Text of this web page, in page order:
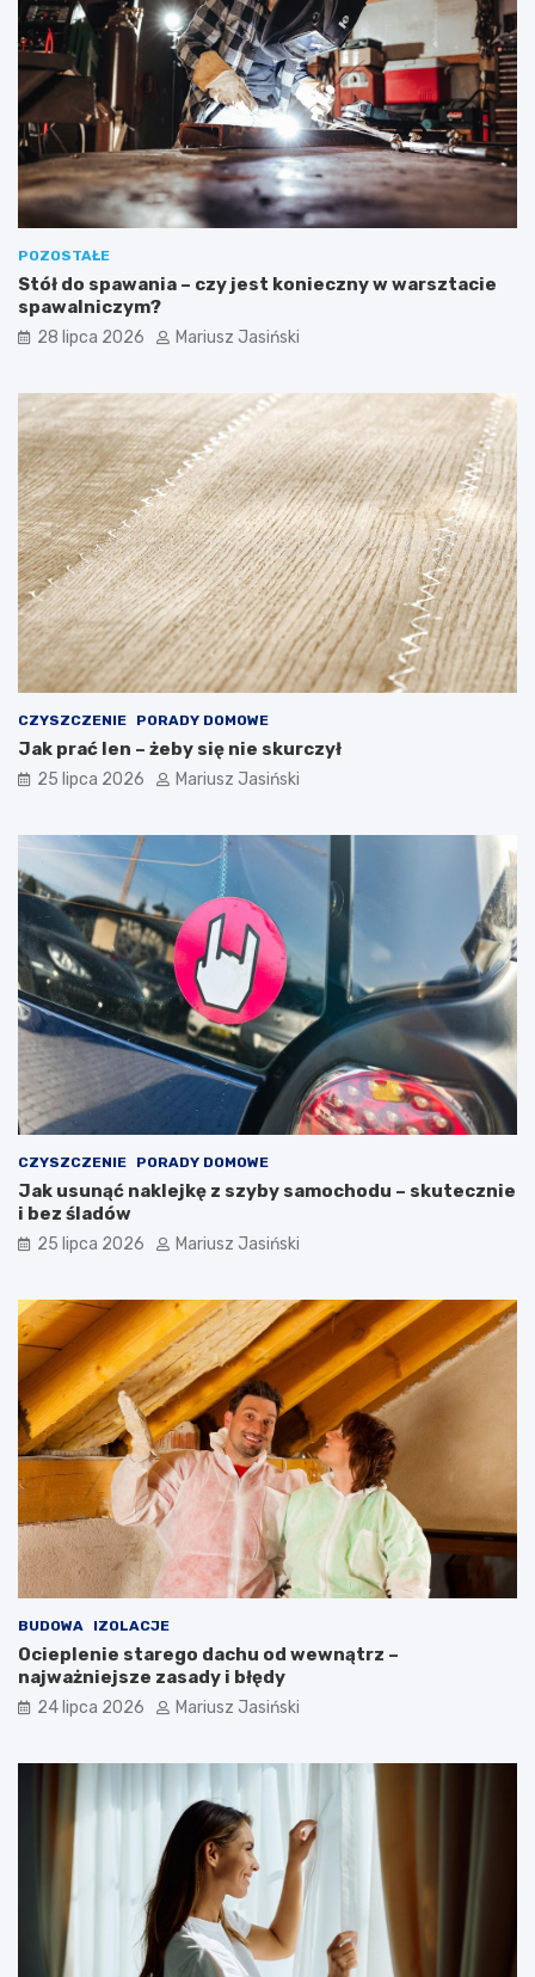
POZOSTAŁE
Stół do spawania – czy jest konieczny w warsztacie
spawalniczym?
28 lipca 2026 Mariusz Jasiński
CZYSZCZENIE PORADY DOMOWE
Jak prać len – żeby się nie skurczył
25 lipca 2026 Mariusz Jasiński
CZYSZCZENIE PORADY DOMOWE
Jak usunąć naklejkę z szyby samochodu – skutecznie
i bez śladów
25 lipca 2026 Mariusz Jasiński
BUDOWA IZOLACJE
Ocieplenie starego dachu od wewnątrz –
najważniejsze zasady i błędy
24 lipca 2026 Mariusz Jasiński